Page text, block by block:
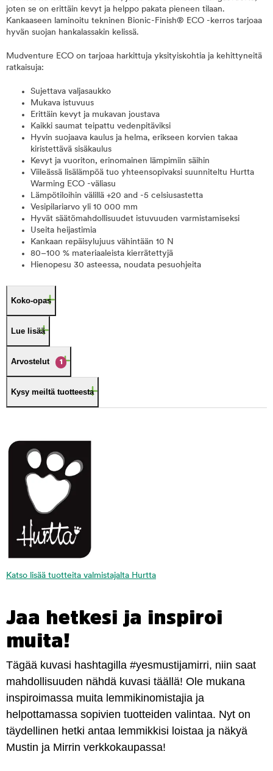
joten se on erittäin kevyt ja helppo pakata pieneen tilaan.
Kankaaseen laminoitu tekninen Bionic-Finish® ECO -kerros tarjoaa
hyvän suojan hankalassakin kelissä.
Mudventure ECO on tarjoaa harkittuja yksityiskohtia ja kehittyneitä
ratkaisuja:
Sujettava valjasaukko
Mukava istuvuus
Erittäin kevyt ja mukavan joustava
Kaikki saumat teipattu vedenpitäviksi
Hyvin suojaava kaulus ja helma, erikseen korvien takaa
kiristettävä sisäkaulus
Kevyt ja vuoriton, erinomainen lämpimiin säihin
Viileässä lisälämpöä tuo yhteensopivaksi suunniteltu Hurtta
Warming ECO -väliasu
Lämpötiloihin välillä +20 and -5 celsiusastetta
Vesipilariarvo yli 10 000 mm
Hyvät säätömahdollisuudet istuvuuden varmistamiseksi
Useita heijastimia
Kankaan repäisylujuus vähintään 10 N
80–100 % materiaaleista kierrätettyjä
Hienopesu 30 asteessa, noudata pesuohjeita
Koko-opas
Lue lisää
Arvostelut 1
Kysy meiltä tuotteesta
Katso lisää tuotteita valmistajalta Hurtta
Jaa hetkesi ja inspiroi
muita!
Tägää kuvasi hashtagilla #yesmustijamirri, niin saat
mahdollisuuden nähdä kuvasi täällä! Ole mukana
inspiroimassa muita lemmikinomistajia ja
helpottamassa sopivien tuotteiden valintaa. Nyt on
täydellinen hetki antaa lemmikkisi loistaa ja näkyä
Mustin ja Mirrin verkkokaupassa!